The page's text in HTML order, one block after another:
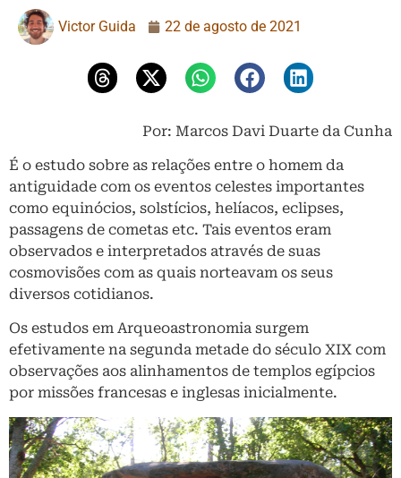
Victor Guida 22 de agosto de 2021
Por: Marcos Davi Duarte da Cunha
É o estudo sobre as relações entre o homem da
antiguidade com os eventos celestes importantes
como equinócios, solstícios, helíacos, eclipses,
passagens de cometas etc. Tais eventos eram
observados e interpretados através de suas
cosmovisões com as quais norteavam os seus
diversos cotidianos.
Os estudos em Arqueoastronomia surgem
efetivamente na segunda metade do século XIX com
observações aos alinhamentos de templos egípcios
por missões francesas e inglesas inicialmente.